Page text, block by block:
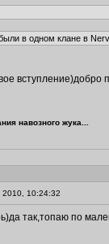
в одном клане в
вступление)добро
навозного жука...
2010, 10:24:32
так,топаю по